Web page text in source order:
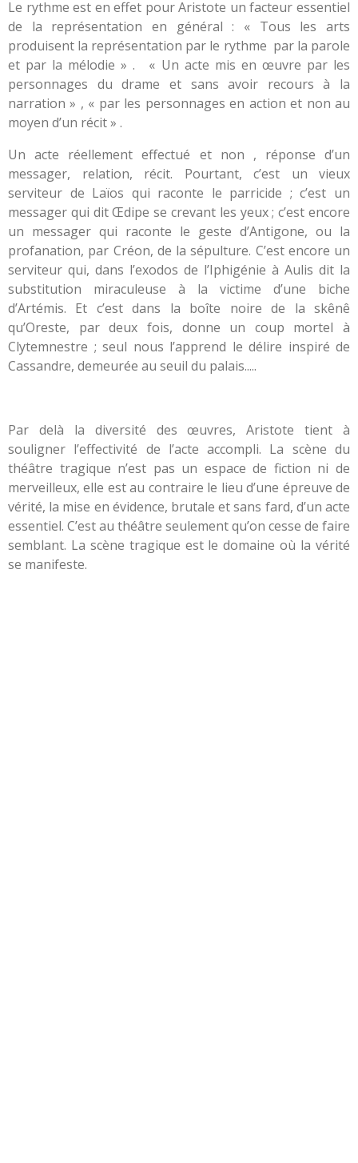
Le rythme est en effet pour Aristote un facteur essentiel
de la représentation en général : « Tous les arts
produisent la représentation par le rythme par la parole
et par la mélodie » . « Un acte mis en œuvre par les
personnages du drame et sans avoir recours à la
narration » , « par les personnages en action et non au
moyen d’un récit » .
Un acte réellement effectué et non , réponse d’un
messager, relation, récit. Pourtant, c’est un vieux
serviteur de Laïos qui raconte le parricide ; c’est un
messager qui dit Œdipe se crevant les yeux ; c’est encore
un messager qui raconte le geste d’Antigone, ou la
profanation, par Créon, de la sépulture. C’est encore un
serviteur qui, dans l’exodos de l’Iphigénie à Aulis dit la
substitution miraculeuse à la victime d’une biche
d’Artémis. Et c’est dans la boîte noire de la skênê
qu’Oreste, par deux fois, donne un coup mortel à
Clytemnestre ; seul nous l’apprend le délire inspiré de
Cassandre, demeurée au seuil du palais.....
Par delà la diversité des œuvres, Aristote tient à
souligner l’effectivité de l’acte accompli. La scène du
théâtre tragique n’est pas un espace de fiction ni de
merveilleux, elle est au contraire le lieu d’une épreuve de
vérité, la mise en évidence, brutale et sans fard, d’un acte
essentiel. C’est au théâtre seulement qu’on cesse de faire
semblant. La scène tragique est le domaine où la vérité
se manifeste.